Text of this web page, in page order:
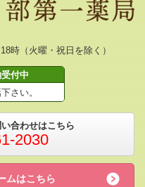
（火曜・祝日を除く）
付中
さい。
合わせはこちら
2030
ムはこちら